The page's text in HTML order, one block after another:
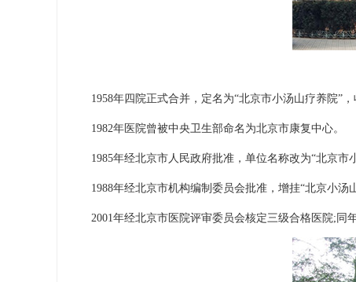
1958年四院正式合并，定名为“北京市小汤山疗养院”，
1982年医院曾被中央卫生部命名为北京市康复中心。
1985年经北京市人民政府批准，单位名称改为“北京市小
1988年经北京市机构编制委员会批准，增挂“北京小汤山
2001年经北京市医院评审委员会核定三级合格医院;同